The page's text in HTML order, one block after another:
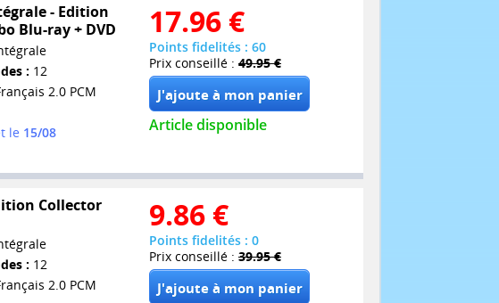
- Edition
Blu-ray + DVD
: 12
2.0 PCM
le 15/08
17.96 €
Points fidelités : 60
Prix conseillé : 49.95 €
Article disponible
Collector
: 12
2.0 PCM
9.86 €
Points fidelités : 0
Prix conseillé : 39.95 €